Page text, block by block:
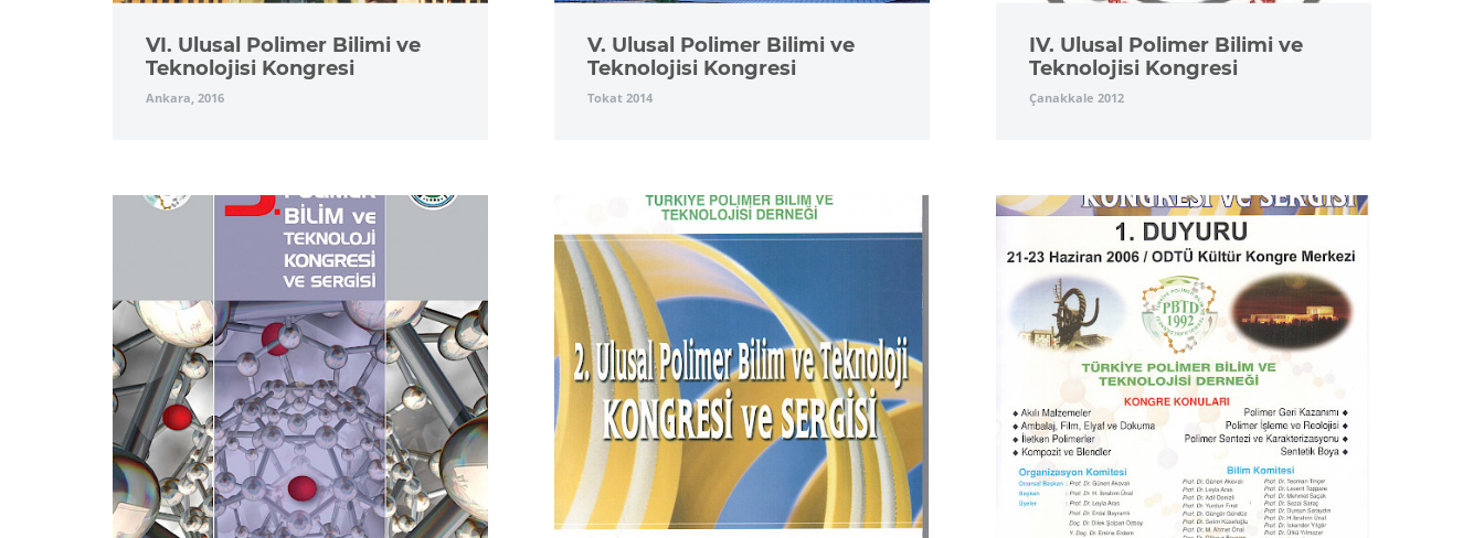
VI. Ulusal Polimer Bilimi ve
Teknolojisi Kongresi
Ankara, 2016
V. Ulusal Polimer Bilimi ve
Teknolojisi Kongresi
Tokat 2014
IV. Ulusal Polimer Bilimi ve
Teknolojisi Kongresi
Çanakkale 2012